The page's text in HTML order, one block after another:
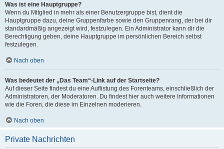
Was ist eine Hauptgruppe?
Wenn du Mitglied in mehr als einer Benutzergruppe bist, dient die
Hauptgruppe dazu, deine Gruppenfarbe sowie den Gruppenrang, der bei dir
standardmäßig angezeigt wird, festzulegen. Ein Administrator kann dir die
Berechtigung geben, deine Hauptgruppe im persönlichen Bereich selbst
festzulegen.
Nach oben
Was bedeutet der „Das Team“-Link auf der Startseite?
Auf dieser Seite findest du eine Auflistung des Forenteams, einschließlich der
Administratoren, der Moderatoren. Du findest hier auch weitere Informationen
wie die Foren, die diese im Einzelnen moderieren.
Nach oben
Private Nachrichten